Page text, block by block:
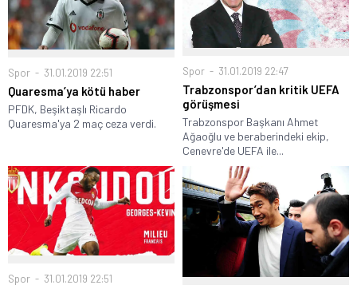
Spor 31.01.2019 22:51
Quaresma’ya kötü haber
PFDK, Beşiktaşlı Ricardo
Quaresma'ya 2 maç ceza verdi.
Spor 31.01.2019 22:47
Trabzonspor’dan kritik UEFA
görüşmesi
Trabzonspor Başkanı Ahmet
Ağaoğlu ve beraberindeki ekip,
Cenevre'de UEFA ile...
Spor 31.01.2019 22:51